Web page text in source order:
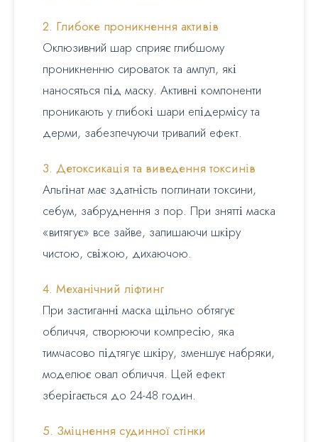
2. Глибоке проникнення активів
Оклюзивний шар сприяє глибшому
проникненню сироваток та ампул, які
наносяться під маску. Активні компоненти
проникають у глибокі шари епідермісу та
дерми, забезпечуючи тривалий ефект.
3. Детоксикація та виведення токсинів
Альгінат має здатність поглинати токсини,
себум, забруднення з пор. При знятті маска
«витягує» все зайве, залишаючи шкіру
чистою, свіжою, дихаючою.
4. Механічний ліфтинг
При застиганні маска щільно обтягує
обличчя, створюючи компресію, яка
тимчасово підтягує шкіру, зменшує набряки,
моделює овал обличчя. Цей ефект
зберігається до 24-48 годин.
5. Зміцнення судинної стінки